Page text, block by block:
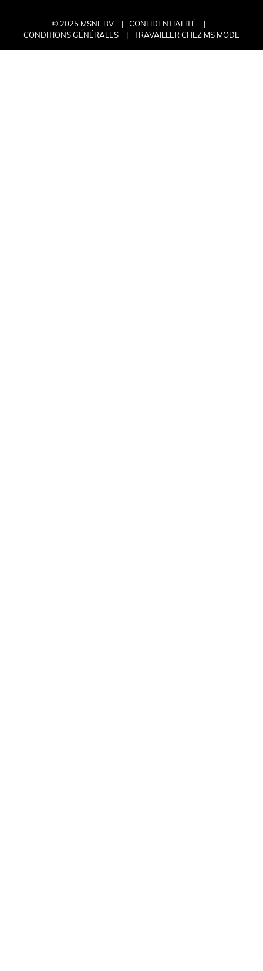
© 2025 MSNL BV
CONFIDENTIALITÉ
CONDITIONS GÉNÉRALES
TRAVAILLER CHEZ MS MODE